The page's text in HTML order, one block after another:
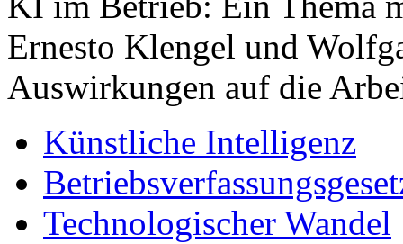
Ernesto Klengel und
Auswirkungen auf die
Künstliche Intelligenz
Technologischer Wandel